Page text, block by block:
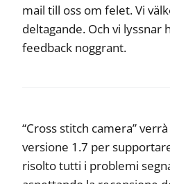
mail till oss om felet. Vi
deltagande. Och vi lyssnar
feedback noggrant.
“Cross stitch camera”
versione 1.7 per
risolto tutti i problemi